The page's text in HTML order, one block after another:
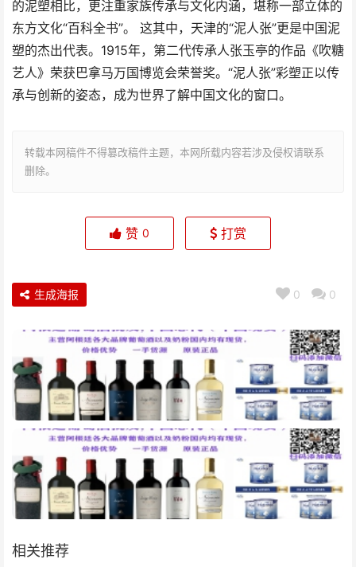
的泥塑相比，更注重家族传承与文化内涵，堪称一部立体的
东方文化“百科全书”。 这其中，天津的“泥人张”更是中国泥
塑的杰出代表。1915年，第二代传承人张玉亭的作品《吹糖
艺人》荣获巴拿马万国博览会荣誉奖。“泥人张”彩塑正以传
承与创新的姿态，成为世界了解中国文化的窗口。
转载本网稿件不得篡改稿件主题，本网所载内容若涉及侵权请联系
删除。
赞 0 打赏
0 0
生成海报
相关推荐